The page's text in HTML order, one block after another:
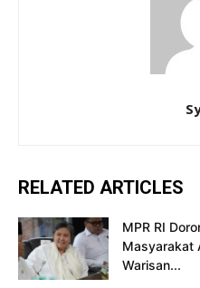
RELATED ARTICLES
MPR RI
Masyarakat
Warisan...